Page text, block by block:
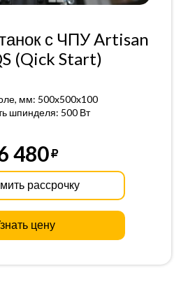
с ЧПУ Artisan
(Qick Start)
мм: 500x500x100
шпинделя: 500 Вт
480
рассрочку
цену